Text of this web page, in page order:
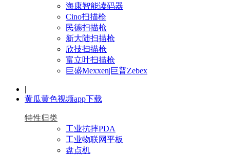
海康智能读码器
Cino扫描枪
民德扫描枪
新大陆扫描枪
欣技扫描枪
富立叶扫描枪
巨盛Mexxen|巨普Zebex
|
黄瓜黄色视频app下载
特性归类
工业抗摔PDA
工业物联网平板
盘点机